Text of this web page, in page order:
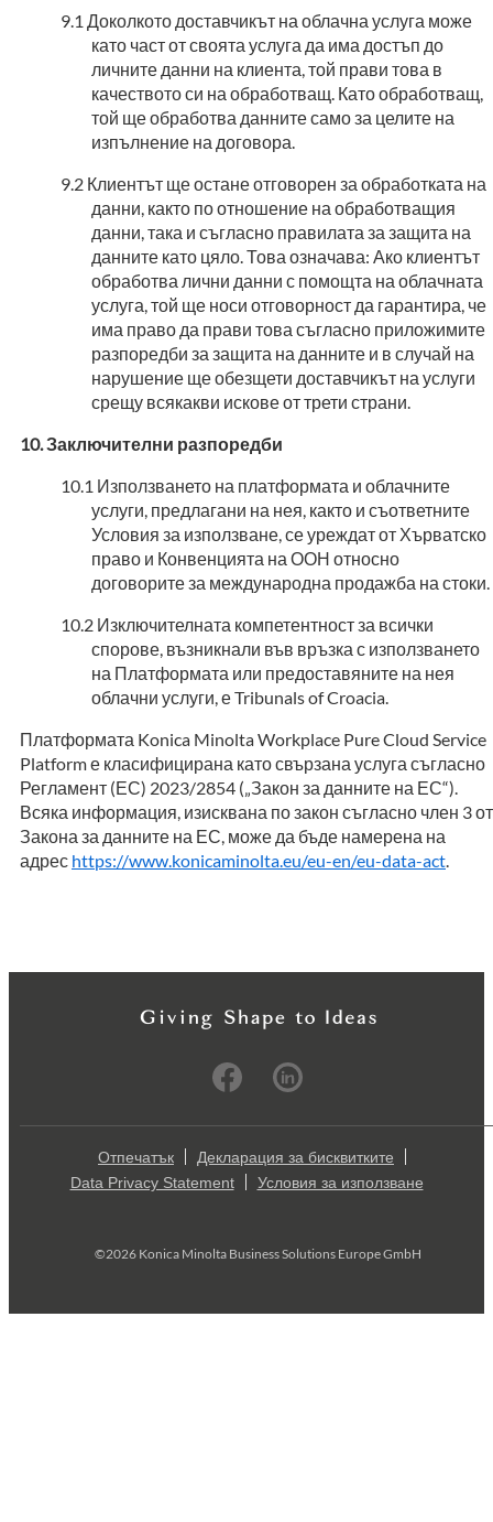
Доколкото доставчикът на облачна услуга може
като част от своята услуга да има достъп до
личните данни на клиента, той прави това в
качеството си на обработващ. Като обработващ,
той ще обработва данните само за целите на
изпълнение на договора.
Клиентът ще остане отговорен за обработката на
данни, както по отношение на обработващия
данни, така и съгласно правилата за защита на
данните като цяло. Това означава: Ако клиентът
обработва лични данни с помощта на облачната
услуга, той ще носи отговорност да гарантира, че
има право да прави това съгласно приложимите
разпоредби за защита на данните и в случай на
нарушение ще обезщети доставчикът на услуги
срещу всякакви искове от трети страни.
Заключителни разпоредби
Използването на платформата и облачните
услуги, предлагани на нея, както и съответните
Условия за използване, се уреждат от Хърватско
право и Конвенцията на ООН относно
договорите за международна продажба на стоки.
Изключителната компетентност за всички
спорове, възникнали във връзка с използването
на Платформата или предоставяните на нея
облачни услуги, е Tribunals of Croacia.
Платформата Konica Minolta Workplace Pure Cloud Service
Platform е класифицирана като свързана услуга съгласно
Регламент (ЕС) 2023/2854 („Закон за данните на ЕС“).
Всяка информация, изисквана по закон съгласно член 3 от
Закона за данните на ЕС, може да бъде намерена на
адрес https://www.konicaminolta.eu/eu-en/eu-data-act.
Отпечатък
Декларация за бисквитките
Data Privacy Statement
Условия за използване
©2026 Konica Minolta Business Solutions Europe GmbH